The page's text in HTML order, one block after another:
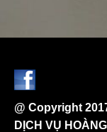
@ Copyright
DỊCH VỤ